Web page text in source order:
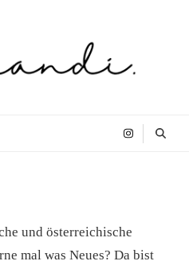
und österreichische
mal was Neues? Da bist